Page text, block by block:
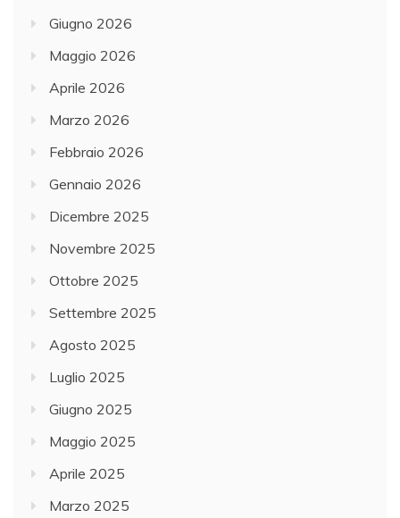
Giugno 2026
Maggio 2026
Aprile 2026
Marzo 2026
Febbraio 2026
Gennaio 2026
Dicembre 2025
Novembre 2025
Ottobre 2025
Settembre 2025
Agosto 2025
Luglio 2025
Giugno 2025
Maggio 2025
Aprile 2025
Marzo 2025